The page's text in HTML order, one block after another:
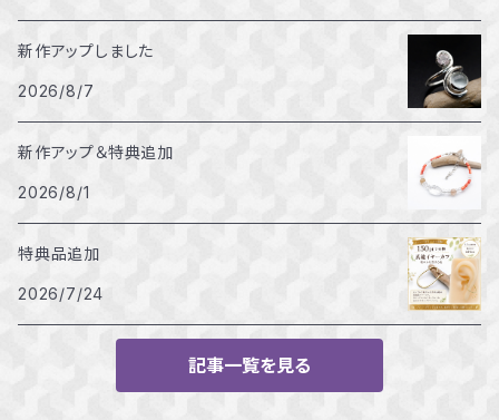
16～16.5号
17～17.5号
18～18.5号
新作アップしました
2026/8/7
新作アップ＆特典追加
2026/8/1
特典品追加
2026/7/24
記事一覧を見る